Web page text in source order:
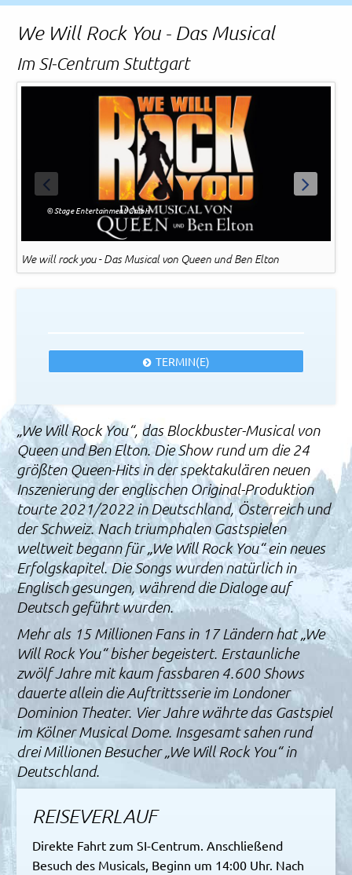
We Will Rock You - Das Musical
Im SI-Centrum Stuttgart
ZURÜCK
We will rock you - Das Musical von Queen und Ben Elton
© Stage Entertainment GmbH
WEITER
TERMIN(E)
„We Will Rock You“, das Blockbuster-Musical von
Queen und Ben Elton. Die Show rund um die 24
größten Queen-Hits in der spektakulären neuen
Inszenierung der englischen Original-Produktion
tourte 2021/2022 in Deutschland, Österreich und
der Schweiz. Nach triumphalen Gastspielen
weltweit begann für „We Will Rock You“ ein neues
Erfolgskapitel. Die Songs wurden natürlich in
Englisch gesungen, während die Dialoge auf
Deutsch geführt wurden.
Mehr als 15 Millionen Fans in 17 Ländern hat „We
Will Rock You“ bisher begeistert. Erstaunliche
zwölf Jahre mit kaum fassbaren 4.600 Shows
dauerte allein die Auftrittsserie im Londoner
Dominion Theater. Vier Jahre währte das Gastspiel
im Kölner Musical Dome. Insgesamt sahen rund
drei Millionen Besucher „We Will Rock You“ in
Deutschland.
REISEVERLAUF
Direkte Fahrt zum SI-Centrum. Anschließend
Besuch des Musicals, Beginn um 14:00 Uhr. Nach
Rechtliches und AGB
Reiseversicherung